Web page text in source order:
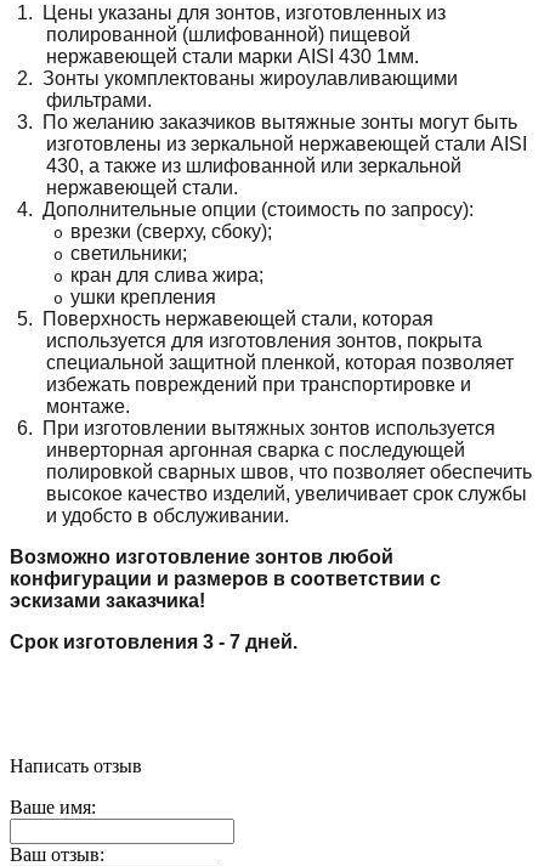
1.
Цены указаны для зонтов, изготовленных из
полированной (шлифованной) пищевой
нержавеющей стали марки AISI 430 1мм.
2. Зонты укомплектованы жироулавливающими
фильтрами.
3.
По желанию заказчиков вытяжные зонты могут быть
изготовлены из зеркальной нержавеющей стали AISI
430, а также из шлифованной или зеркальной
нержавеющей стали.
4. Дополнительные опции (стоимость по запросу):
o врезки (сверху, сбоку);
o светильники;
o кран для слива жира;
o ушки крепления
5.
Поверхность нержавеющей стали, которая
используется для изготовления зонтов, покрыта
специальной защитной пленкой, которая позволяет
избежать повреждений при транспортировке и
монтаже.
6.
При изготовлении вытяжных зонтов используется
инверторная аргонная сварка с последующей
полировкой сварных швов, что позволяет обеспечить
высокое качество изделий, увеличивает срок службы
и удобсто в обслуживании.
Возможно изготовление зонтов любой
конфигурации и размеров в соответствии с
эскизами заказчика!
Срок изготовления 3 - 7 дней.
Написать отзыв
Ваше имя:
Ваш отзыв: